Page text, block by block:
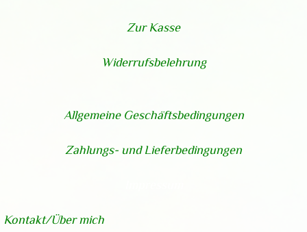
Zur Kasse
Widerrufsbelehrung
Allgemeine Geschäftsbedingungen
Zahlungs- und Lieferbedingungen
Kontakt/Über mich